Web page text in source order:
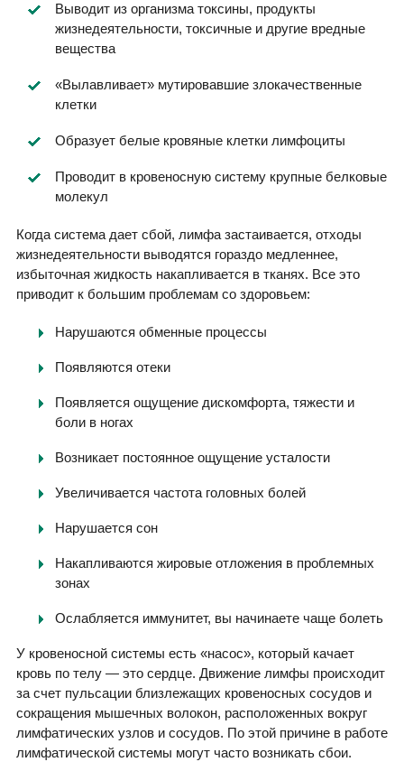
Выводит из организма токсины, продукты
жизнедеятельности, токсичные и другие вредные
вещества
«Вылавливает» мутировавшие злокачественные
клетки
Образует белые кровяные клетки лимфоциты
Проводит в кровеносную систему крупные белковые
молекул
Когда система дает сбой, лимфа застаивается, отходы
жизнедеятельности выводятся гораздо медленнее,
избыточная жидкость накапливается в тканях. Все это
приводит к большим проблемам со здоровьем:
Нарушаются обменные процессы
Появляются отеки
Появляется ощущение дискомфорта, тяжести и
боли в ногах
Возникает постоянное ощущение усталости
Увеличивается частота головных болей
Нарушается сон
Накапливаются жировые отложения в проблемных
зонах
Ослабляется иммунитет, вы начинаете чаще болеть
У кровеносной системы есть «насос», который качает
кровь по телу — это сердце. Движение лимфы происходит
за счет пульсации близлежащих кровеносных сосудов и
сокращения мышечных волокон, расположенных вокруг
лимфатических узлов и сосудов. По этой причине в работе
лимфатической системы могут часто возникать сбои.